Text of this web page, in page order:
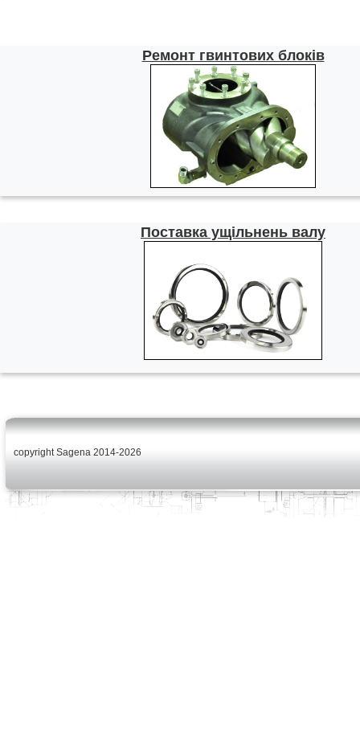
Ремонт гвинтових блоків
Поставка ущільнень валу
copyright Sagena 2014-2026